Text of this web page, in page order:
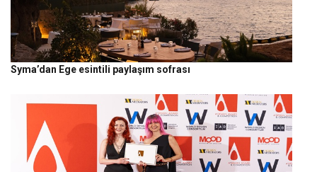
Syma’dan Ege esintili paylaşım sofrası